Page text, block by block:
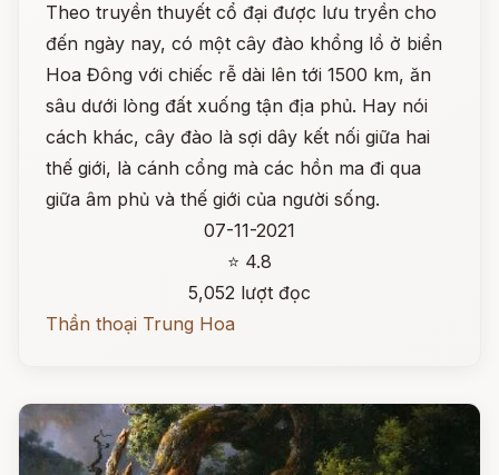
Theo truyền thuyết cổ đại được lưu tryền cho
đến ngày nay, có một cây đào khổng lồ ở biển
Hoa Đông với chiếc rễ dài lên tới 1500 km, ăn
sâu dưới lòng đất xuống tận địa phủ. Hay nói
cách khác, cây đào là sợi dây kết nối giữa hai
thế giới, là cánh cổng mà các hồn ma đi qua
giữa âm phủ và thế giới của người sống.
07-11-2021
⭐ 4.8
5,052 lượt đọc
Thần thoại Trung Hoa